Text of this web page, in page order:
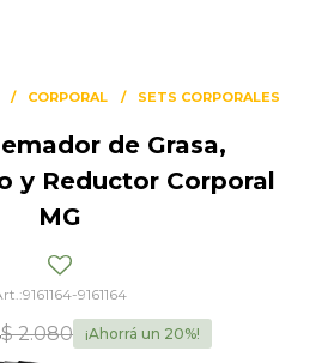
CORPORAL SETS CORPORALES
de Grasa,
y Reductor Corporal
MG
9161164-9161164
$ 2.080 20